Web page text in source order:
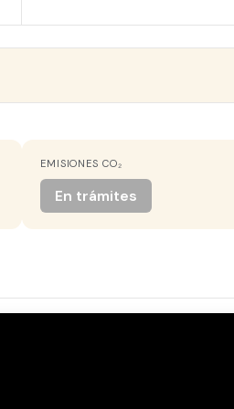
COCINA
Independiente
EMISIONES CO₂
En trámites